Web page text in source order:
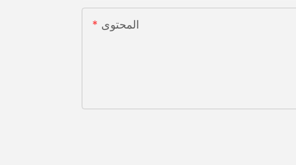
المحتوى